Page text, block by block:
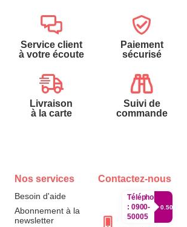
Service client
à votre écoute
Paiement
sécurisé
Livraison
à la carte
Suivi de
commande
Nos services
Besoin d'aide
Abonnement à la
newsletter
Contactez-nous
Téléphone
: 0900-
50005
0.50€/